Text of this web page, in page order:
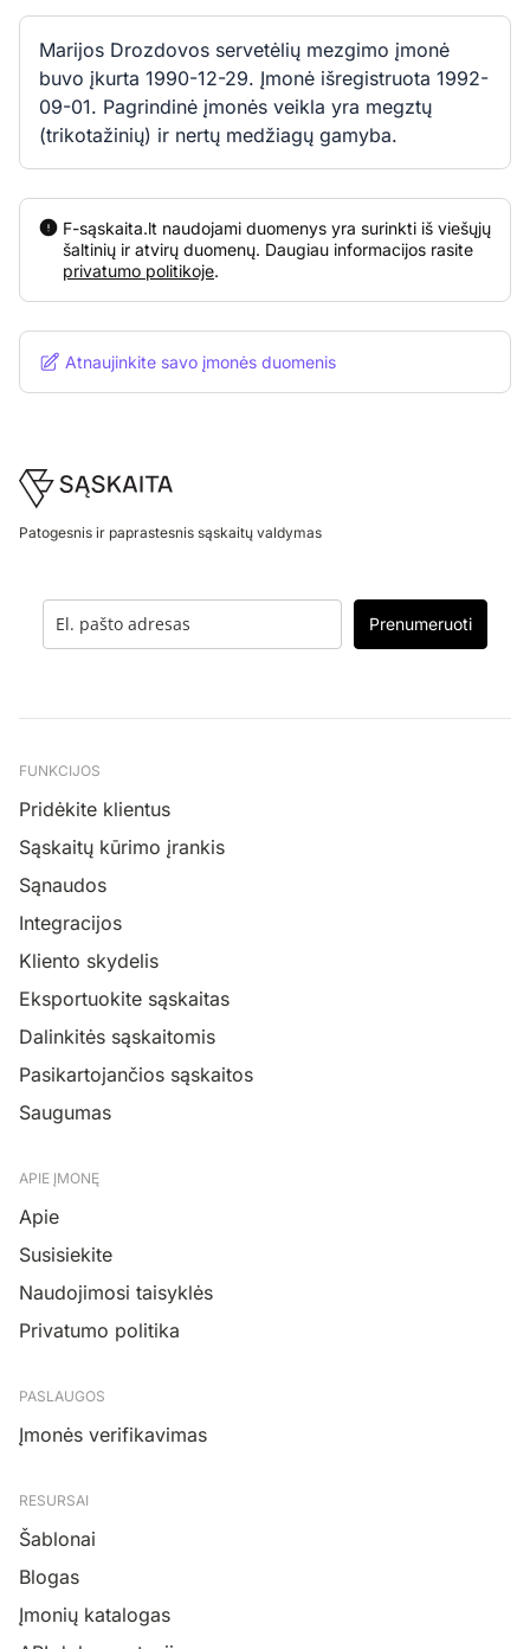
Marijos Drozdovos servetėlių mezgimo įmonė
buvo įkurta 1990-12-29. Įmonė išregistruota 1992-
09-01. Pagrindinė įmonės veikla yra megztų
(trikotažinių) ir nertų medžiagų gamyba.
F-sąskaita.lt naudojami duomenys yra surinkti iš viešųjų
šaltinių ir atvirų duomenų. Daugiau informacijos rasite
privatumo politikoje.
Atnaujinkite savo įmonės duomenis
Footer
Patogesnis ir paprastesnis sąskaitų valdymas
Prenumeruoti
FUNKCIJOS
Pridėkite klientus
Sąskaitų kūrimo įrankis
Sąnaudos
Integracijos
Kliento skydelis
Eksportuokite sąskaitas
Dalinkitės sąskaitomis
Pasikartojančios sąskaitos
Saugumas
APIE ĮMONĘ
Apie
Susisiekite
Naudojimosi taisyklės
Privatumo politika
PASLAUGOS
Įmonės verifikavimas
RESURSAI
Šablonai
Blogas
Įmonių katalogas